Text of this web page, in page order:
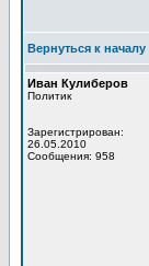
Вернуться к началу
Иван Кулиберов
Политик
Зарегистрирован:
26.05.2010
Сообщения: 958